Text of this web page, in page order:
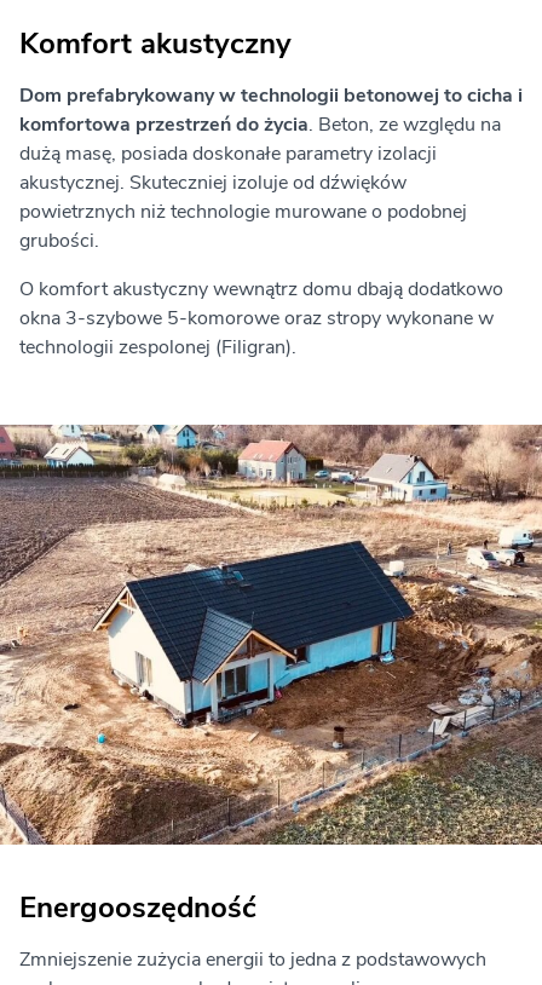
Komfort akustyczny
Dom prefabrykowany w technologii betonowej to cicha i
komfortowa przestrzeń do życia. Beton, ze względu na
dużą masę, posiada doskonałe parametry izolacji
akustycznej. Skuteczniej izoluje od dźwięków
powietrznych niż technologie murowane o podobnej
grubości.
O komfort akustyczny wewnątrz domu dbają dodatkowo
okna 3-szybowe 5-komorowe oraz stropy wykonane w
technologii zespolonej (Filigran).
Energooszędność
Zmniejszenie zużycia energii to jedna z podstawowych